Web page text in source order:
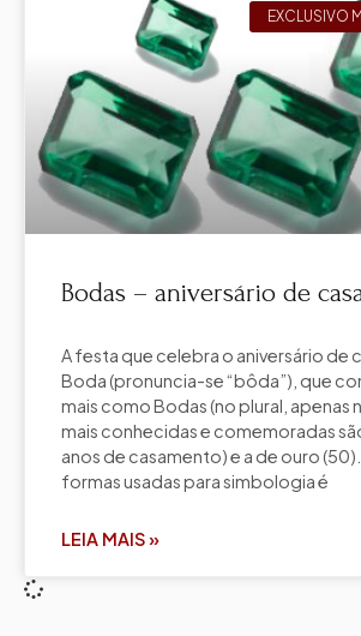
EXCLUSIVO
Bodas – aniversário de
A festa que celebra o aniversário de
Boda (pronuncia-se “bôda”), que
mais como Bodas (no plural, apenas
mais conhecidas e comemoradas
anos de casamento) e a de ouro
formas usadas para simbologia é
LEIA MAIS »